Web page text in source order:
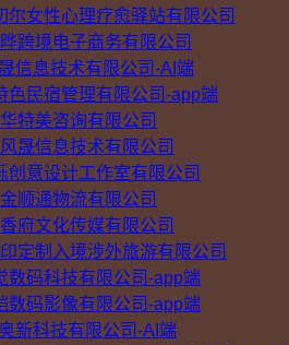
尔女性心理疗愈驿站有限公司
跨境电子商务有限公司
信息技术有限公司-AI端
色民宿管理有限公司-app端
特美咨询有限公司
晟信息技术有限公司
创意设计工作室有限公司
顺通物流有限公司
府文化传媒有限公司
定制入境涉外旅游有限公司
数码科技有限公司-app端
数码影像有限公司-app端
新科技有限公司-AI端